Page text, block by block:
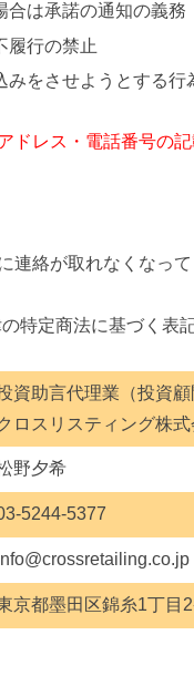
合は承諾の通知の義務
履行の禁止
みをさせようとする行
ドレス・電話番号の記
連絡が取れなくなっ
特定商法に基づく表
資助言代理業（投資
ロスリスティング株式
野夕希
5244-5377
京都墨田区錦糸1丁